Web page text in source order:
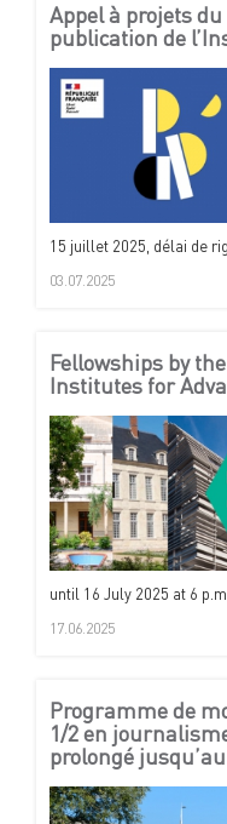
Appel à projets
publication de
15 juillet 2025, délai de
03.07.2025
Fellowships by
Institutes for
until 16 July 2025 at 6
17.06.2025
Programme de
1/2 en
prolongé